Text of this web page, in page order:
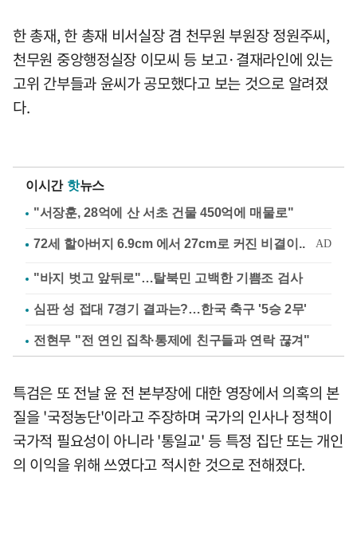
한 총재, 한 총재 비서실장 겸 천무원 부원장 정원주씨,
천무원 중앙행정실장 이모씨 등 보고·결재라인에 있는
고위 간부들과 윤씨가 공모했다고 보는 것으로 알려졌
다.
이시간 핫뉴스
"서장훈, 28억에 산 서초 건물 450억에 매물로"
"바지 벗고 앞뒤로"…탈북민 고백한 기쁨조 검사
심판 성 접대 7경기 결과는?…한국 축구 '5승 2무'
전현무 "전 연인 집착·통제에 친구들과 연락 끊겨"
특검은 또 전날 윤 전 본부장에 대한 영장에서 의혹의 본
질을 '국정농단'이라고 주장하며 국가의 인사나 정책이
국가적 필요성이 아니라 '통일교' 등 특정 집단 또는 개인
의 이익을 위해 쓰였다고 적시한 것으로 전해졌다.